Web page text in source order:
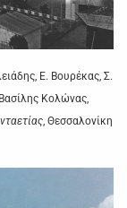
Ε. Βουρέκας, Σ.
Κολώνας,
, Θεσσαλονίκη